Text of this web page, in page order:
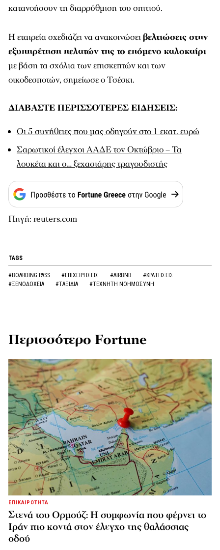
κατανοήσουν τη διαρρύθμιση του σπιτιού.
Η εταιρεία σχεδιάζει να ανακοινώσειβελτιώσεις στην
εξυπηρέτηση πελατών της το επόμενο καλοκαίρι
με βάση τα σχόλια των επισκεπτών και των
οικοδεσποτών, σημείωσε ο Τσέσκι.
ΔΙΑΒΑΣΤΕ ΠΕΡΙΣΣΟΤΕΡΕΣ ΕΙΔΗΣΕΙΣ:
Οι 5 συνήθειες που μας οδηγούν στο 1 εκατ. ευρώ
Σαρωτικοί έλεγχοι ΑΑΔΕ τον Οκτώβριο – Τα
λουκέτα και ο… ξεχασιάρης τραγουδιστής
Πηγή: reuters.com
TAGS
#BOARDING PASS #ΕΠΙΧΕΙΡΗΣΕΙΣ #AIRBNB
#ΚΡΑΤΗΣΕΙΣ
#ΞΕΝΟΔΟΧΕΙΑ
#ΤΑΞΙΔΙΑ #ΤΕΧΝΗΤΗ ΝΟΗΜΟΣΥΝΗ
Περισσότερο Fortune
ΕΠΙΚΑΙΡΟΤΗΤΑ
Στενά του Ορμούζ: Η συμφωνία που φέρνει το
Ιράν πιο κοντά στον έλεγχο της θαλάσσιας
οδού